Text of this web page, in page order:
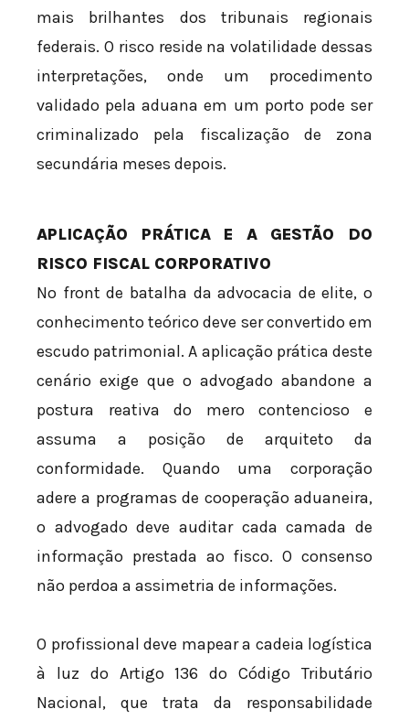
mais brilhantes dos tribunais regionais
federais. O risco reside na volatilidade dessas
interpretações, onde um procedimento
validado pela aduana em um porto pode ser
criminalizado pela fiscalização de zona
secundária meses depois.
APLICAÇÃO PRÁTICA E A GESTÃO DO
RISCO FISCAL CORPORATIVO
No front de batalha da advocacia de elite, o
conhecimento teórico deve ser convertido em
escudo patrimonial. A aplicação prática deste
cenário exige que o advogado abandone a
postura reativa do mero contencioso e
assuma a posição de arquiteto da
conformidade. Quando uma corporação
adere a programas de cooperação aduaneira,
o advogado deve auditar cada camada de
informação prestada ao fisco. O consenso
não perdoa a assimetria de informações.
O profissional deve mapear a cadeia logística
à luz do Artigo 136 do Código Tributário
Nacional, que trata da responsabilidade